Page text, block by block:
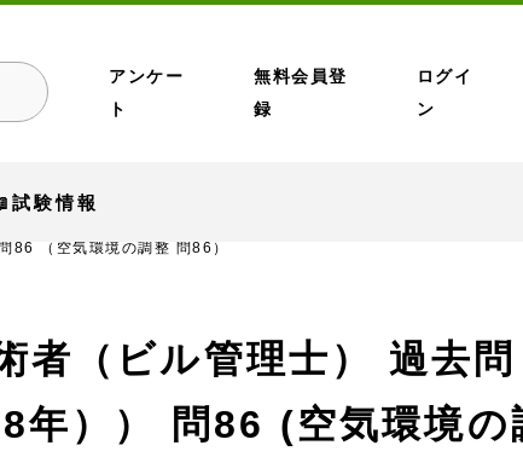
アンケー
ト
無料会員登
録
ログイ
ン
試験情報
問86 （空気環境の調整 問86）
者（ビル管理士） 過去問
））
問86 (空気環境の